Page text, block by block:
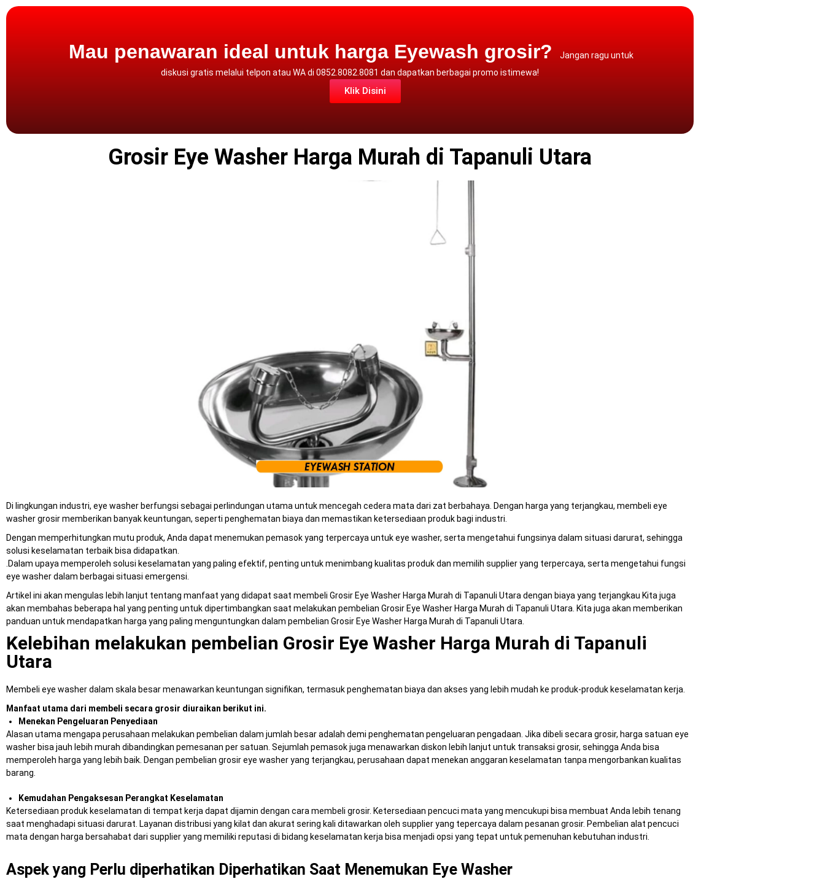
Mau penawaran ideal untuk harga Eyewash grosir?
Jangan ragu untuk
diskusi gratis melalui telpon atau WAdi 0852.8082.8081 dan dapatkan berbagai promo istimewa!
Klik Disini
Grosir Eye Washer Harga Murah di Tapanuli Utara
Di lingkungan industri, eye washer berfungsi sebagai perlindungan utama untuk mencegah cedera mata dari zat berbahaya. Dengan harga yang terjangkau, membeli eye
washer grosir memberikan banyak keuntungan, seperti penghematan biaya dan memastikan ketersediaan produk bagi industri.
Dengan memperhitungkan mutu produk, Anda dapat menemukan pemasok yang terpercaya untuk eye washer, serta mengetahui fungsinya dalam situasi darurat, sehingga
solusi keselamatan terbaik bisa didapatkan.
.Dalam upaya memperoleh solusi keselamatan yang paling efektif, penting untuk menimbang kualitas produk dan memilih supplier yang terpercaya, serta mengetahui fungsi
eye washer dalam berbagai situasi emergensi.
Artikel ini akan mengulas lebih lanjut tentang manfaat yang didapat saat membeli Grosir Eye Washer Harga Murah di Tapanuli Utara dengan biaya yang terjangkau Kita juga
akan membahas beberapa hal yang penting untuk dipertimbangkan saat melakukan pembelian Grosir Eye Washer Harga Murah di Tapanuli Utara. Kita juga akan memberikan
panduan untuk mendapatkan harga yang paling menguntungkan dalam pembelian Grosir Eye Washer Harga Murah di Tapanuli Utara.
Kelebihan melakukan pembelian Grosir Eye Washer Harga Murah di Tapanuli
Utara
Membeli eye washer dalam skala besar menawarkan keuntungan signifikan, termasuk penghematan biaya dan akses yang lebih mudah ke produk-produk keselamatan kerja.
Manfaat utama dari membeli secara grosir diuraikan berikut ini.
Menekan Pengeluaran Penyediaan
Alasan utama mengapa perusahaan melakukan pembelian dalam jumlah besar adalah demi penghematan pengeluaran pengadaan. Jika dibeli secara grosir, harga satuan eye
washer bisa jauh lebih murah dibandingkan pemesanan per satuan. Sejumlah pemasok juga menawarkan diskon lebih lanjut untuk transaksi grosir, sehingga Anda bisa
memperoleh harga yang lebih baik. Dengan pembelian grosir eye washer yang terjangkau, perusahaan dapat menekan anggaran keselamatan tanpa mengorbankan kualitas
barang.
Kemudahan Pengaksesan Perangkat Keselamatan
Ketersediaan produk keselamatan di tempat kerja dapat dijamin dengan cara membeli grosir. Ketersediaan pencuci mata yang mencukupi bisa membuat Anda lebih tenang
saat menghadapi situasi darurat. Layanan distribusi yang kilat dan akurat sering kali ditawarkan oleh supplier yang tepercaya dalam pesanan grosir. Pembelian alat pencuci
mata dengan harga bersahabat dari supplier yang memiliki reputasi di bidang keselamatan kerja bisa menjadi opsi yang tepat untuk pemenuhan kebutuhan industri.
Aspek yang Perlu diperhatikan Diperhatikan Saat Menemukan Eye Washer